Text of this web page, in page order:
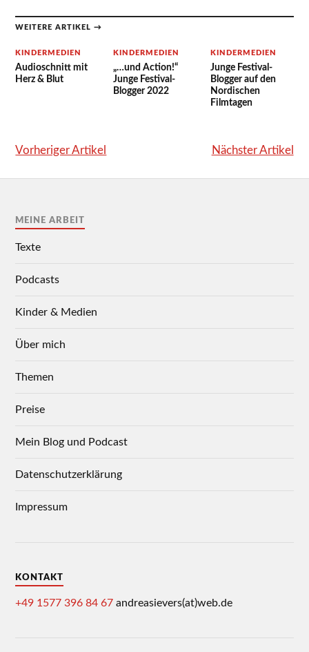
WEITERE ARTIKEL →
KINDERMEDIEN
Audioschnitt mit
Herz & Blut
KINDERMEDIEN
„…und Action!“
Junge Festival-
Blogger 2022
KINDERMEDIEN
Junge Festival-
Blogger auf den
Nordischen
Filmtagen
Vorheriger Artikel Nächster Artikel
MEINE ARBEIT
Texte
Podcasts
Kinder & Medien
Über mich
Themen
Preise
Mein Blog und Podcast
Datenschutzerklärung
Impressum
KONTAKT
+49 1577 396 84 67 andreasievers(at)web.de